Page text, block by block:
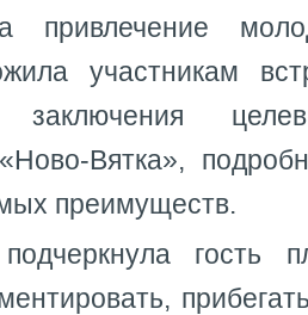
привлечение
участникам
заключения
Вятка»,
преимуществ.
гость